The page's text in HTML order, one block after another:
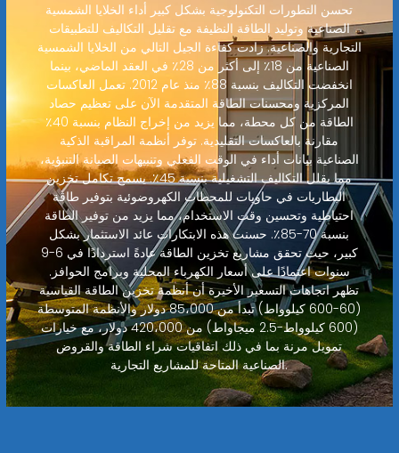
تحسن التطورات التكنولوجية بشكل كبير أداء الخلايا الشمسية
الصناعية وتوليد الطاقة النظيفة مع تقليل التكاليف للتطبيقات
التجارية والصناعية. زادت كفاءة الجيل التالي من الخلايا الشمسية
الصناعية من 18٪ إلى أكثر من 28٪ في العقد الماضي، بينما
انخفضت التكاليف بنسبة 88٪ منذ عام 2012. تعمل العاكسات
المركزية ومحسنات الطاقة المتقدمة الآن على تعظيم حصاد
الطاقة من كل محطة، مما يزيد من إخراج النظام بنسبة 40٪
مقارنة بالعاكسات التقليدية. توفر أنظمة المراقبة الذكية
الصناعية بيانات أداء في الوقت الفعلي وتنبيهات الصيانة التنبؤية،
مما يقلل التكاليف التشغيلية بنسبة 45٪. يسمح تكامل تخزين
البطاريات في حاويات للمحطات الكهروضوئية بتوفير طاقة
احتياطية وتحسين وقت الاستخدام، مما يزيد من توفير الطاقة
بنسبة 70-85٪. حسنت هذه الابتكارات عائد الاستثمار بشكل
كبير، حيث تحقق مشاريع تخزين الطاقة عادةً استردادًا في 6-9
سنوات اعتمادًا على أسعار الكهرباء المحلية وبرامج الحوافز.
تظهر اتجاهات التسعير الأخيرة أن أنظمة تخزين الطاقة القياسية
(60-600 كيلوواط) تبدأ من 85،000 دولار والأنظمة المتوسطة
(600 كيلوواط-2.5 ميجاواط) من 420،000 دولار، مع خيارات
تمويل مرنة بما في ذلك اتفاقيات شراء الطاقة والقروض
الصناعية المتاحة للمشاريع التجارية.